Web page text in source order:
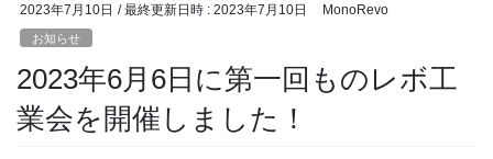
2023年7月10日 / 最終更新日時 : 2023年7月10日 MonoRevo
お知らせ
2023年6月6日に第一回ものレボ工
業会を開催しました！